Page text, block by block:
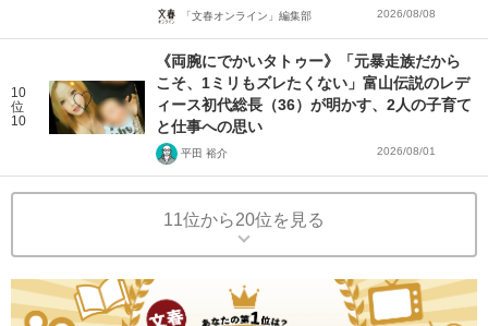
「文春オンライン」編集部 2026/08/08
10
位
10
《両腕にでかいタトゥー》「元暴走族だから
こそ、1ミリもズレたくない」富山伝説のレデ
ィース初代総長（36）が明かす、2人の子育て
と仕事への思い
平田 裕介 2026/08/01
11位から20位を見る